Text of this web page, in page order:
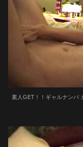
素人GET！！ギャルナンパ